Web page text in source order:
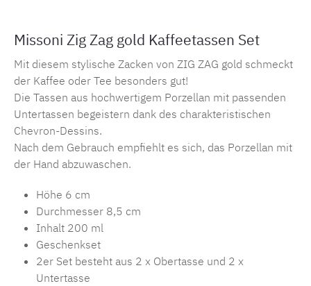
Missoni Zig Zag gold Kaffeetassen Set
Mit diesem stylische Zacken von ZIG ZAG gold schmeckt
der Kaffee oder Tee besonders gut!
Die Tassen aus hochwertigem Porzellan mit passenden
Untertassen begeistern dank des charakteristischen
Chevron-Dessins.
Nach dem Gebrauch empfiehlt es sich, das Porzellan mit
der Hand abzuwaschen.
Höhe 6 cm
Durchmesser 8,5 cm
Inhalt 200 ml
Geschenkset
2er Set besteht aus 2 x Obertasse und 2 x
Untertasse